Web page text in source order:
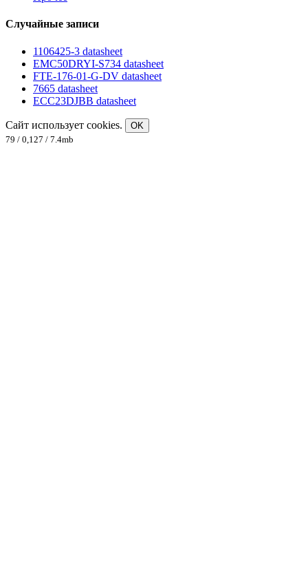
Случайные записи
1106425-3 datasheet
EMC50DRYI-S734 datasheet
FTE-176-01-G-DV datasheet
7665 datasheet
ECC23DJBB datasheet
Сайт использует cookies.
OK
79 / 0,127 / 7.4mb